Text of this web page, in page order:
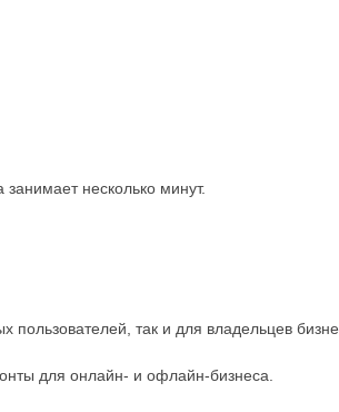
несколько минут.
так и для владельцев
для онлайн- и офлайн-бизнеса.